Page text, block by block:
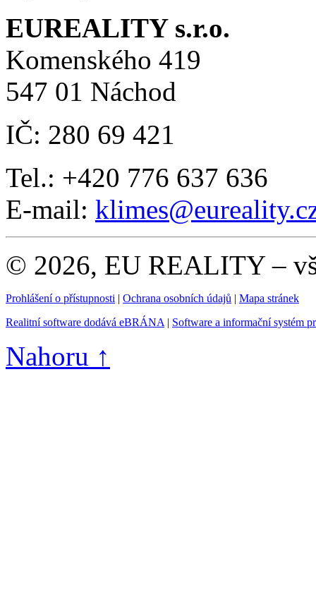
EUREALITY s.r.o.
Komenského 419
547 01 Náchod
IČ: 280 69 421
Tel.: +420 776 637 636
E-mail: klimes
© 2026, EU REALITY –
Prohlášení o přístupnosti | Ochrana osobních údajů | Mapa stránek
Realitní software dodává eBRÁNA | Software a informační systém
Nahoru ↑